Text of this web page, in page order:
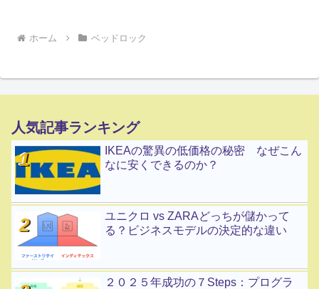
ホーム ベッドロック
人気記事ランキング
IKEAの驚異の低価格の秘密 なぜこん
なに安くできるのか？
ユニクロ vs ZARAどっちが儲かって
る？ビジネスモデルの決定的な違い
２０２５年成功の７Steps：プログラ